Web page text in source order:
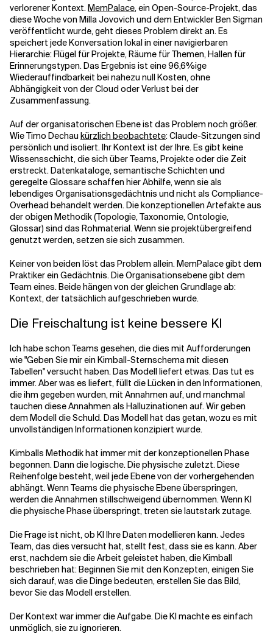
verlorener Kontext.MemPalace, ein Open-Source-Projekt, das
diese Woche von Milla Jovovich und dem Entwickler Ben Sigman
veröffentlicht wurde, geht dieses Problem direkt an. Es
speichert jede Konversation lokal in einer navigierbaren
Hierarchie: Flügel für Projekte, Räume für Themen, Hallen für
Erinnerungstypen. Das Ergebnis ist eine 96,6%ige
Wiederauffindbarkeit bei nahezu null Kosten, ohne
Abhängigkeit von der Cloud oder Verlust bei der
Zusammenfassung.
Auf der organisatorischen Ebene ist das Problem noch größer.
Wie Timo Dechau kürzlich beobachtete: Claude-Sitzungen sind
persönlich und isoliert. Ihr Kontext ist der Ihre. Es gibt keine
Wissensschicht, die sich über Teams, Projekte oder die Zeit
erstreckt. Datenkataloge, semantische Schichten und
geregelte Glossare schaffen hier Abhilfe, wenn sie als
lebendiges Organisationsgedächtnis und nicht als Compliance-
Overhead behandelt werden. Die konzeptionellen Artefakte aus
der obigen Methodik (Topologie, Taxonomie, Ontologie,
Glossar) sind das Rohmaterial. Wenn sie projektübergreifend
genutzt werden, setzen sie sich zusammen.
Keiner von beiden löst das Problem allein. MemPalace gibt dem
Praktiker ein Gedächtnis. Die Organisationsebene gibt dem
Team eines. Beide hängen von der gleichen Grundlage ab:
Kontext, der tatsächlich aufgeschrieben wurde.
Die Freischaltung ist keine bessere KI
Ich habe schon Teams gesehen, die dies mit Aufforderungen
wie "Geben Sie mir ein Kimball-Sternschema mit diesen
Tabellen" versucht haben. Das Modell liefert etwas. Das tut es
immer. Aber was es liefert, füllt die Lücken in den Informationen,
die ihm gegeben wurden, mit Annahmen auf, und manchmal
tauchen diese Annahmen als Halluzinationen auf. Wir geben
dem Modell die Schuld. Das Modell hat das getan, wozu es mit
unvollständigen Informationen konzipiert wurde.
Kimballs Methodik hat immer mit der konzeptionellen Phase
begonnen. Dann die logische. Die physische zuletzt. Diese
Reihenfolge besteht, weil jede Ebene von der vorhergehenden
abhängt. Wenn Teams die physische Ebene überspringen,
werden die Annahmen stillschweigend übernommen. Wenn KI
die physische Phase überspringt, treten sie lautstark zutage.
Die Frage ist nicht, ob KI Ihre Daten modellieren kann. Jedes
Team, das dies versucht hat, stellt fest, dass sie es kann. Aber
erst, nachdem sie die Arbeit geleistet haben, die Kimball
beschrieben hat: Beginnen Sie mit den Konzepten, einigen Sie
sich darauf, was die Dinge bedeuten, erstellen Sie das Bild,
bevor Sie das Modell erstellen.
Der Kontext war immer die Aufgabe. Die KI machte es einfach
unmöglich, sie zu ignorieren.